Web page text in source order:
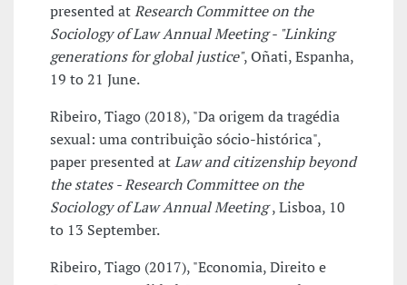
presented atResearch Committee on the
Sociology of Law Annual Meeting - "Linking
generations for global justice", Oñati, Espanha,
19 to 21 June.
Ribeiro, Tiago (2018), "Da origem da tragédia
sexual: uma contribuição sócio-histórica",
paper presented atLaw and citizenship beyond
the states - Research Committee on the
Sociology of Law Annual Meeting, Lisboa, 10
to 13 September.
Ribeiro, Tiago (2017), "Economia, Direito e